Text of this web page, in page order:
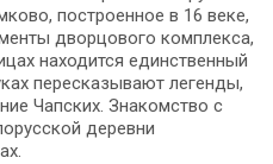
построенное в 16 веке,
дворцового комплекса,
находится единственный
пересказывают легенды,
Чапских. Знакомство с
деревни